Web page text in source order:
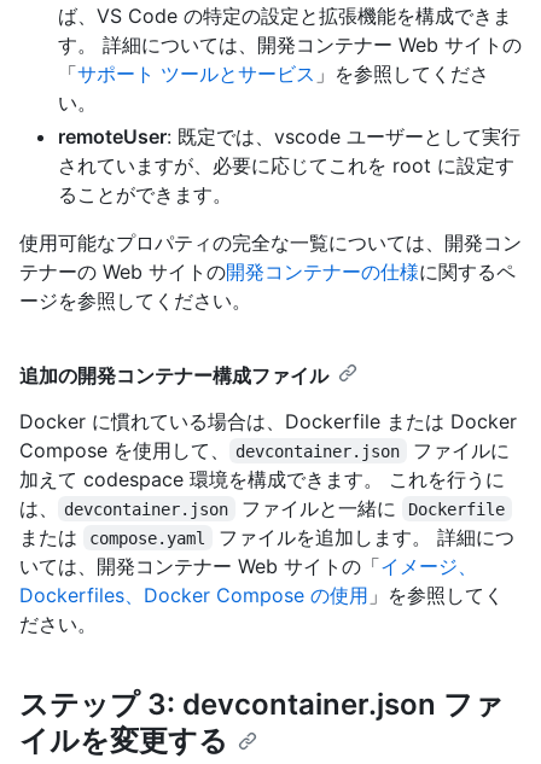
ば、VS Code の特定の設定と拡張機能を構成できま
す。 詳細については、開発コンテナー Web サイトの
「サポート ツールとサービス 」を参照してくださ
い。
remoteUser: 既定では、vscode ユーザーとして実行
されていますが、必要に応じてこれを root に設定す
ることができます。
使用可能なプロパティの完全な一覧については、開発コン
テナーの Web サイトの開発コンテナーの仕様に関するペ
ージを参照してください。
追加の開発コンテナー構成ファイル
Docker に慣れている場合は、Dockerfile または Docker
Compose を使用して、
devcontainer.json
ファイルに
加えて codespace 環境を構成できます。 これを行うに
は、
devcontainer.json ファイルと一緒に Dockerfile
または compose.yaml
ファイルを追加します。 詳細につ
いては、開発コンテナー Web サイトの「イメージ、
Dockerfiles、Docker Compose の使用 」を参照してく
ださい。
ステップ 3: devcontainer.json ファ
イルを変更する